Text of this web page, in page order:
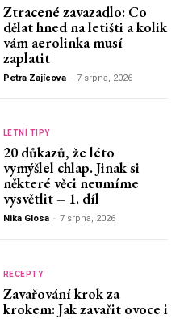
Ztracené zavazadlo: Co
dělat hned na letišti a kolik
vám aerolinka musí
zaplatit
Petra Zajícova - 7 srpna, 2026
LETNÍ TIPY
20 důkazů, že léto
vymýšlel chlap. Jinak si
některé věci neumíme
vysvětlit – 1. díl
Nika Glosa - 7 srpna, 2026
RECEPTY
Zavařování krok za
krokem: Jak zavařit ovoce i